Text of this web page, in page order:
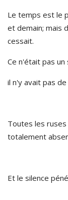
Le temps est le
et demain; mais
cessait.
Ce n'était pas
il n'y avait pas
Toutes les
totalement
Et le silence